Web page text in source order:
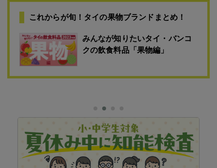
これからが旬！タイの果物ブランドまとめ！
みんなが知りたいタイ・バンコ
クの飲食料品「果物編」